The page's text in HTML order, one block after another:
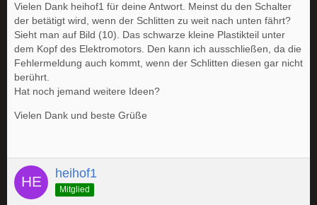
Vielen Dank heihof1 für deine Antwort. Meinst du den Schalter
der betätigt wird, wenn der Schlitten zu weit nach unten fährt?
Sieht man auf Bild (10). Das schwarze kleine Plastikteil unter
dem Kopf des Elektromotors. Den kann ich ausschließen, da die
Fehlermeldung auch kommt, wenn der Schlitten diesen gar nicht
berührt.
Hat noch jemand weitere Ideen?
Vielen Dank und beste Grüße
heihof1
Mitglied